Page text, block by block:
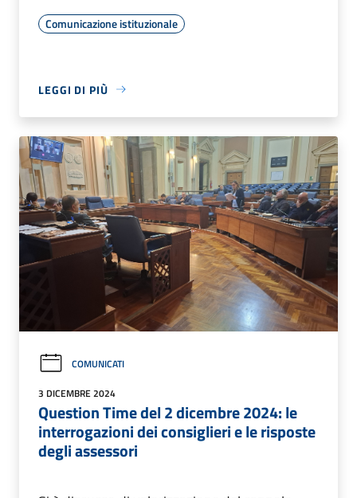
Comunicazione istituzionale
LEGGI DI PIÙ
COMUNICATI
3 DICEMBRE 2024
Question Time del 2 dicembre 2024: le
interrogazioni dei consiglieri e le risposte
degli assessori